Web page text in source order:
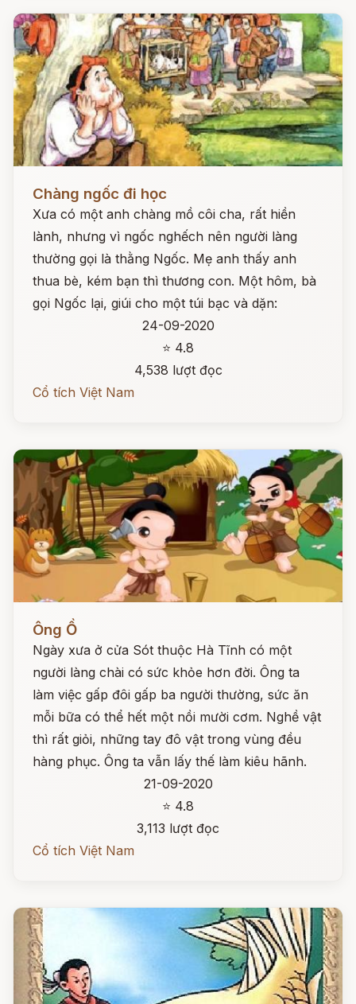
Chàng ngốc đi học
Xưa có một anh chàng mồ côi cha, rất hiền
lành, nhưng vì ngốc nghếch nên người làng
thường gọi là thằng Ngốc. Mẹ anh thấy anh
thua bè, kém bạn thì thương con. Một hôm, bà
gọi Ngốc lại, giúi cho một túi bạc và dặn:
24-09-2020
⭐ 4.8
4,538 lượt đọc
Cổ tích Việt Nam
Đọc ngay
Ông Ồ
Ngày xưa ở cửa Sót thuộc Hà Tĩnh có một
người làng chài có sức khỏe hơn đời. Ông ta
làm việc gấp đôi gấp ba người thường, sức ăn
mỗi bữa có thể hết một nồi mười cơm. Nghề vật
thì rất giỏi, những tay đô vật trong vùng đều
hàng phục. Ông ta vẫn lấy thế làm kiêu hãnh.
21-09-2020
⭐ 4.8
3,113 lượt đọc
Cổ tích Việt Nam